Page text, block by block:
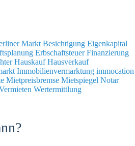
Markt Besichtigung Eigenkapital
ErbschaftsteuerFinanzierung
HauskaufHausverkauf
Immobilienvermarktung immocation
Mietpreisbremse Mietspiegel Notar
Wertermittlung